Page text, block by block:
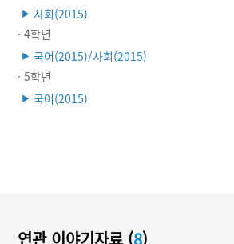
▶ 사회(2015)
· 4학년
▶ 국어(2015)/사회(2015)
· 5학년
▶ 국어(2015)
연관 이야기자료 (8)